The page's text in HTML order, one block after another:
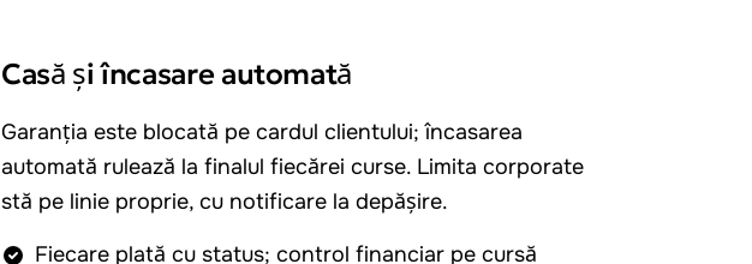
Casă și încasare automată
Garanția este blocată pe cardul clientului; încasarea
automată rulează la finalul fiecărei curse. Limita corporate
stă pe linie proprie, cu notificare la depășire.
Fiecare plată cu status; control financiar pe cursă